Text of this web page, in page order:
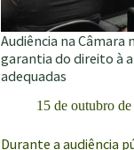
Audiência na Câmara
garantia do direito à
adequadas
15 de outubro
Durante a audiência